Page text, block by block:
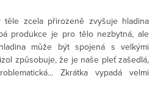
zcela přirozeně zvyšuje hladina
produkce je pro tělo nezbytná, ale
může být spojená s velkými
způsobuje, že je naše pleť zašedlá,
Zkrátka vypadá velmi